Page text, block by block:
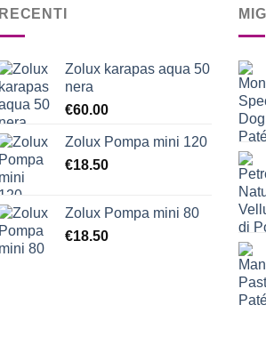
RECENTI
Zolux karapas aqua 50
nera
€60.00
Zolux Pompa mini 120
€18.50
Zolux Pompa mini 80
€18.50